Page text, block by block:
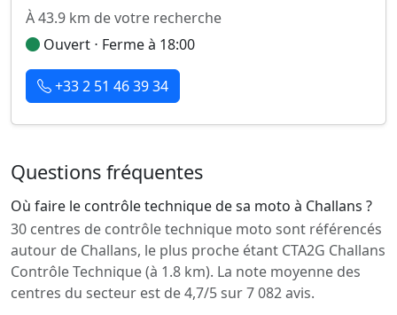
À 43.9 km de votre recherche
Ouvert ⋅ Ferme à 18:00
+33 2 51 46 39 34
Questions fréquentes
Où faire le contrôle technique de sa moto à Challans ?
30 centres de contrôle technique moto sont référencés
autour de Challans, le plus proche étant CTA2G Challans
Contrôle Technique (à 1.8 km). La note moyenne des
centres du secteur est de 4,7/5 sur 7 082 avis.